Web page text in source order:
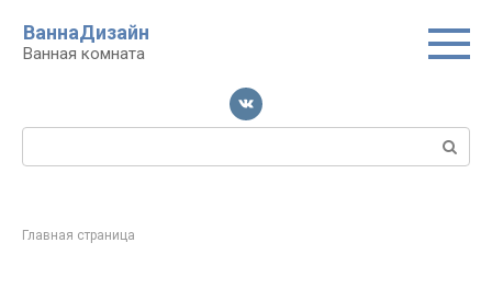
контенту
ВаннаДизайн
Ванная комната
Поиск:
Главная страница